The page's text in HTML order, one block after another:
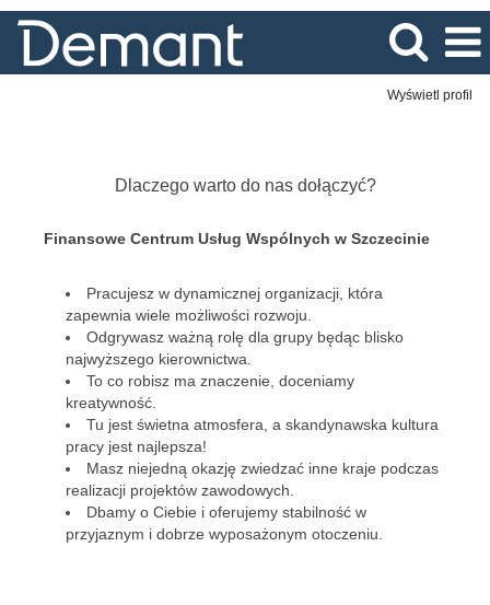
Wyświetl profil
Dlaczego warto do nas dołączyć?
Finansowe Centrum Usług Wspólnych w Szczecinie
Pracujesz w dynamicznej organizacji, która
zapewnia wiele możliwości rozwoju.
Odgrywasz ważną rolę dla grupy będąc blisko
najwyższego kierownictwa.
To co robisz ma znaczenie, doceniamy
kreatywność.
Tu jest świetna atmosfera, a skandynawska kultura
pracy jest najlepsza!
Masz niejedną okazję zwiedzać inne kraje podczas
realizacji projektów zawodowych.
Dbamy o Ciebie i oferujemy stabilność w
przyjaznym i dobrze wyposażonym otoczeniu.